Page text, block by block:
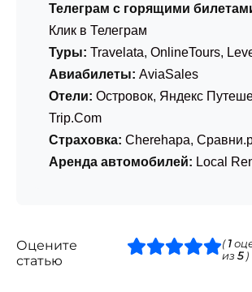
Телеграм с горящими
Клик в Телеграм
Туры: Travelata, OnlineTours,
Авиабилеты: AviaSales
Отели: Островок, Яндекс
Trip.Com
Страховка: Cherehapa,
Аренда автомобилей: Local
Оцените
статью
( 1
из5)